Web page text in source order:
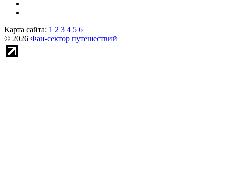
Карта сайта: 1 2 3 4 5 6
© 2026 Фан-сектор путешествий